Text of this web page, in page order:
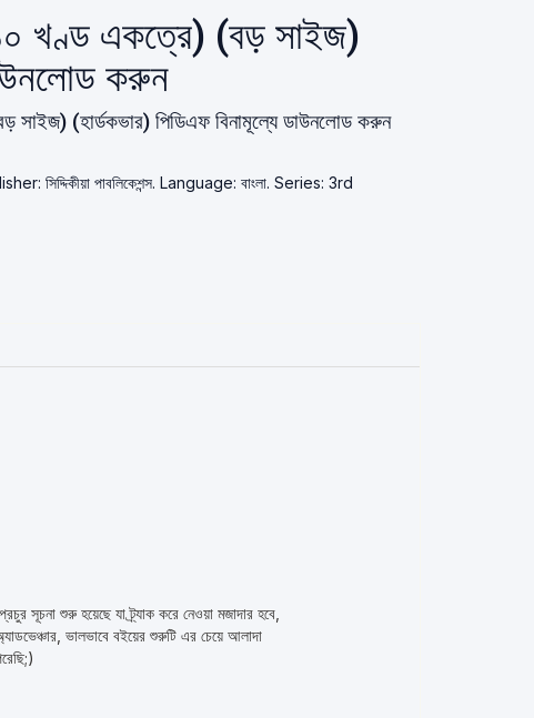
খণ্ড একত্রে) (বড় সাইজ)
করুন
সাইজ) (হার্ডকভার) পিডিএফ বিনামূল্যে ডাউনলোড করুন
সিদ্দিকীয়া পাবলিকেশন্স. Language: বাংলা. Series: 3rd
সূচনা শুরু হয়েছে যা ট্র্যাক করে নেওয়া মজাদার হবে,
ভালভাবে বইয়ের শুরুটি এর চেয়ে আলাদা